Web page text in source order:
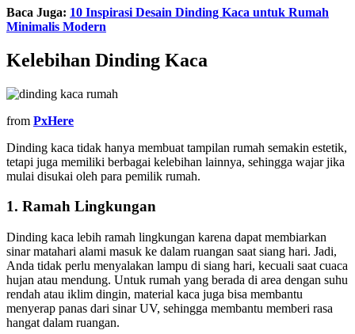
Baca Juga: 10 Inspirasi Desain Dinding Kaca untuk Rumah
Minimalis Modern
Kelebihan Dinding Kaca
from PxHere
Dinding kaca tidak hanya membuat tampilan rumah semakin estetik,
tetapi juga memiliki berbagai kelebihan lainnya, sehingga wajar jika
mulai disukai oleh para pemilik rumah.
1. Ramah Lingkungan
Dinding kaca lebih ramah lingkungan karena dapat membiarkan
sinar matahari alami masuk ke dalam ruangan saat siang hari. Jadi,
Anda tidak perlu menyalakan lampu di siang hari, kecuali saat cuaca
hujan atau mendung. Untuk rumah yang berada di area dengan suhu
rendah atau iklim dingin, material kaca juga bisa membantu
menyerap panas dari sinar UV, sehingga membantu memberi rasa
hangat dalam ruangan.